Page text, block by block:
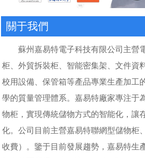
關于我們
蘇州嘉易特電子科技有限公司主營
柜、外貿拆裝柜、智能密集架、文件資
校用設備、保管箱等產品專業生產加工
學的質量管理體系。嘉易特廠家專注于
物柜，實現傳統儲物方式的智能化，讓
化。公司目前主營嘉易特聯網型儲物柜
收費）。鑒于目前發展趨勢，嘉易特生